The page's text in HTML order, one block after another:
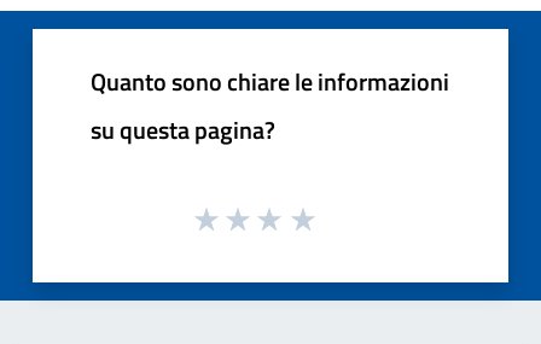
Quanto sono chiare le informazioni
su questa pagina?